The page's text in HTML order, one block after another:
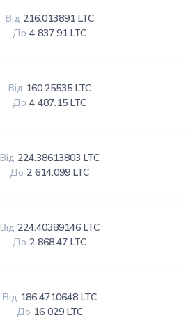
Від 216.013891 LTC
До 4 837.91 LTC
Від 160.25535 LTC
До 4 487.15 LTC
Від 224.38613803 LTC
До 2 614.099 LTC
Від 224.40389146 LTC
До 2 868.47 LTC
Від 186.4710648 LTC
До 16 029 LTC